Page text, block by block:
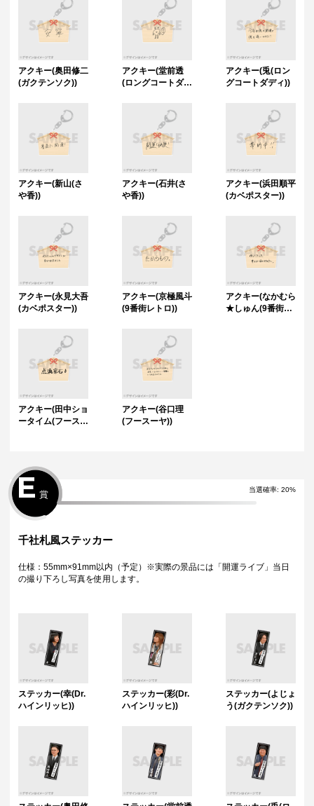
アクキー(奥田修二
(ガクテンソク))
アクキー(堂前透
(ロングコートダデ
アクキー(兎(ロン
グコートダディ))
アクキー(新山(さ
や香))
アクキー(石井(さ
や香))
アクキー(浜田順平
(カベポスター))
アクキー(永見大吾
(カベポスター))
アクキー(京極風斗
(9番街レトロ))
アクキー(なかむら
★しゅん(9番街レ
アクキー(田中ショ
ータイム(フースー
アクキー(谷口理
(フースーヤ))
当選確率: 20%
E 賞
千社札風ステッカー
仕様：55mm×91mm以内（予定）※実際の景品には「開運ライブ」当日
の撮り下ろし写真を使用します。
ステッカー(幸(Dr.
ハインリッヒ))
ステッカー(彩(Dr.
ハインリッヒ))
ステッカー(よじょ
う(ガクテンソク))